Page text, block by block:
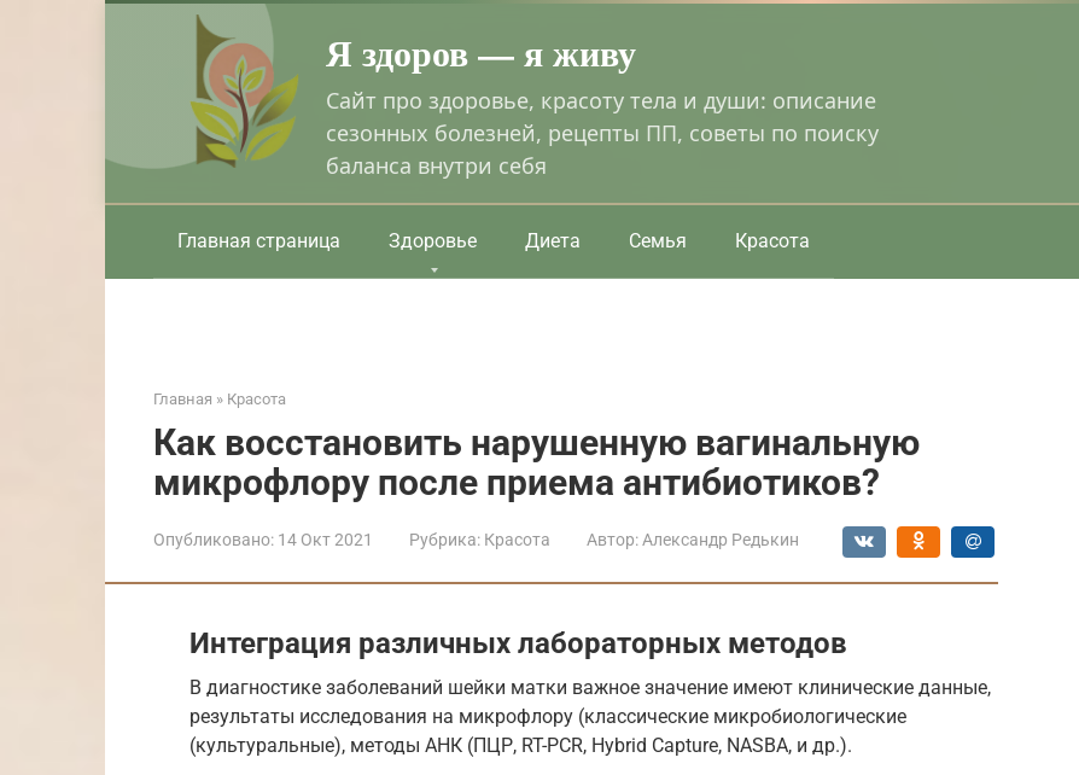
Я здоров — я живу
Сайт про здоровье, красоту тела и души: описание
сезонных болезней, рецепты ПП, советы по поиску
баланса внутри себя
Главная страница Здоровье Диета Семья Красота
Главная » Красота
Как восстановить нарушенную вагинальную
микрофлору после приема антибиотиков?
Опубликовано: 14 Окт 2021 Рубрика: Красота Автор: Александр Редькин
Интеграция различных лабораторных методов
В диагностике заболеваний шейки матки важное значение имеют клинические данные,
результаты исследования на микрофлору (классические микробиологические
(культуральные), методы АНК (ПЦР, RT-PCR, Hybrid Capture, NASBA, и др.).